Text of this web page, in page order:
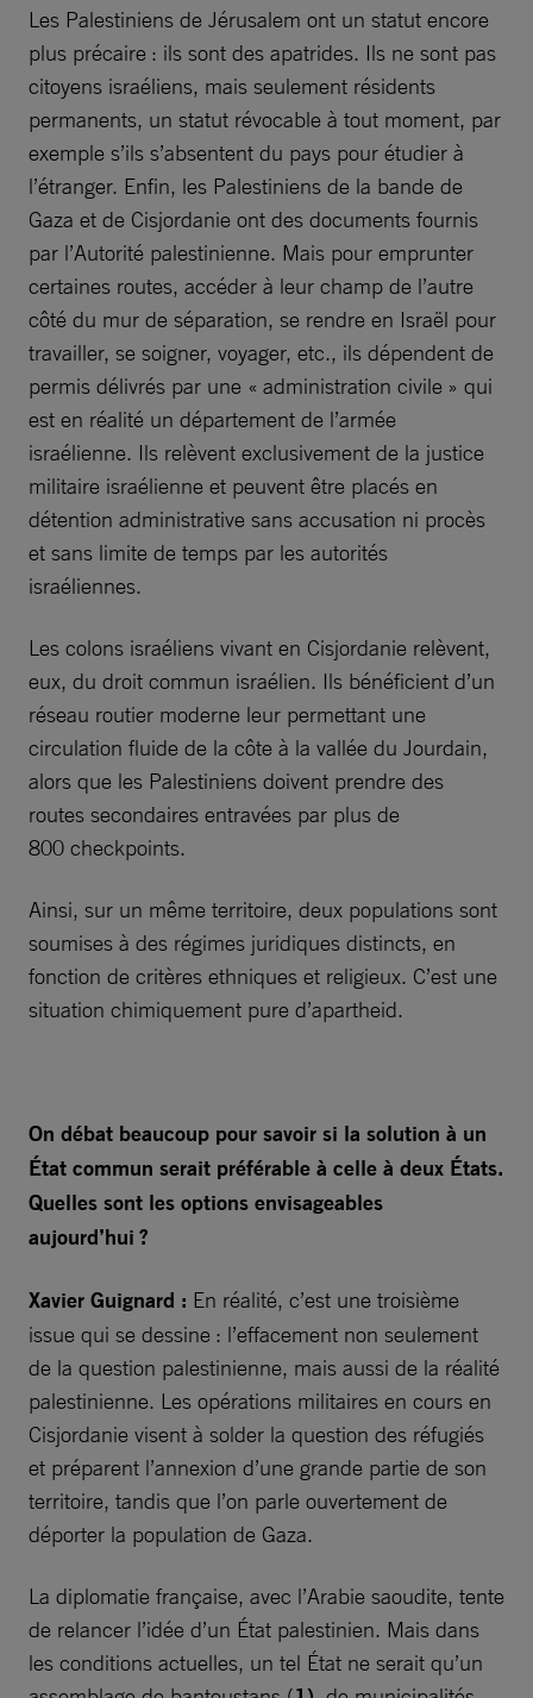
Les Palestiniens de Jérusalem ont un statut encore
plus précaire : ils sont des apatrides. Ils ne sont pas
citoyens israéliens, mais seulement résidents
permanents, un statut révocable à tout moment, par
exemple s’ils s’absentent du pays pour étudier à
l’étranger. Enfin, les Palestiniens de la bande de
Gaza et de Cisjordanie ont des documents fournis
par l’Autorité palestinienne. Mais pour emprunter
certaines routes, accéder à leur champ de l’autre
côté du mur de séparation, se rendre en Israël pour
travailler, se soigner, voyager, etc., ils dépendent de
permis délivrés par une « administration civile » qui
est en réalité un département de l’armée
israélienne. Ils relèvent exclusivement de la justice
militaire israélienne et peuvent être placés en
détention administrative sans accusation ni procès
et sans limite de temps par les autorités
israéliennes.
Les colons israéliens vivant en Cisjordanie relèvent,
eux, du droit commun israélien. Ils bénéficient d’un
réseau routier moderne leur permettant une
circulation fluide de la côte à la vallée du Jourdain,
alors que les Palestiniens doivent prendre des
routes secondaires entravées par plus de
800 checkpoints.
Ainsi, sur un même territoire, deux populations sont
soumises à des régimes juridiques distincts, en
fonction de critères ethniques et religieux. C’est une
situation chimiquement pure d’apartheid.
On débat beaucoup pour savoir si la solution à un
État commun serait préférable à celle à deux États.
Quelles sont les options envisageables
aujourd’hui ?
Xavier Guignard : En réalité, c’est une troisième
issue qui se dessine : l’effacement non seulement
de la question palestinienne, mais aussi de la réalité
palestinienne. Les opérations militaires en cours en
Cisjordanie visent à solder la question des réfugiés
et préparent l’annexion d’une grande partie de son
territoire, tandis que l’on parle ouvertement de
déporter la population de Gaza.
La diplomatie française, avec l’Arabie saoudite, tente
de relancer l’idée d’un État palestinien. Mais dans
les conditions actuelles, un tel État ne serait qu’un